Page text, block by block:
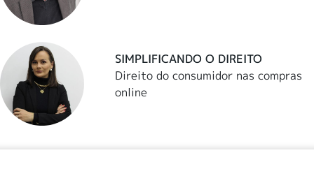
SIMPLIFICANDO O DIREITO
Direito do consumidor nas compras
online